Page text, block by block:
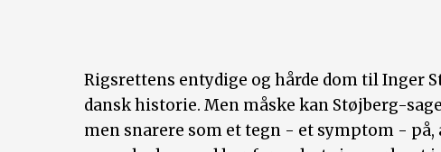
Rigsrettens entydige og hårde dom til Inger
dansk historie. Men måske kan Støjberg-
men snarere som et tegn - et symptom -